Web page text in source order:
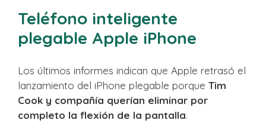
Teléfono inteligente
plegable Apple iPhone
Los últimos informes indican que Apple retrasó el
lanzamiento del iPhone plegable porque Tim
Cook y compañía querían eliminar por
completo la flexión de la pantalla.